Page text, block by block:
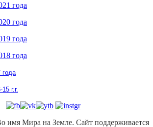
года
года
года
года
года
г.г.
имя Мира на Земле. Сайт поддерживается